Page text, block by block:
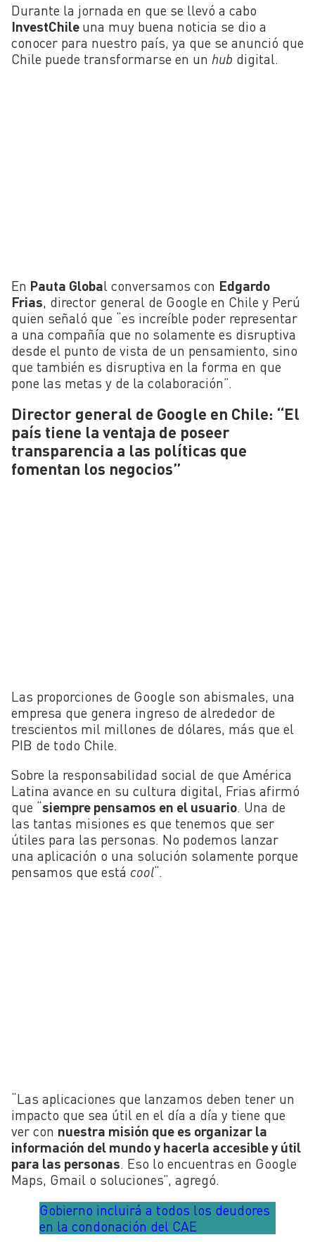
Durante la jornada en que se llevó a cabo
InvestChile una muy buena noticia se dio a
conocer para nuestro país, ya que se anunció que
Chile puede transformarse en un hub digital.
En Pauta Global conversamos con Edgardo
Frias, director general de Google en Chile y Perú
quien señaló que “es increíble poder representar
a una compañía que no solamente es disruptiva
desde el punto de vista de un pensamiento, sino
que también es disruptiva en la forma en que
pone las metas y de la colaboración”.
Director general de Google en Chile: “El
país tiene la ventaja de poseer
transparencia a las políticas que
fomentan los negocios”
Las proporciones de Google son abismales, una
empresa que genera ingreso de alrededor de
trescientos mil millones de dólares, más que el
PIB de todo Chile.
Sobre la responsabilidad social de que América
Latina avance en su cultura digital, Frias afirmó
que “siempre pensamos en el usuario. Una de
las tantas misiones es que tenemos que ser
útiles para las personas. No podemos lanzar
una aplicación o una solución solamente porque
pensamos que está cool“.
“Las aplicaciones que lanzamos deben tener un
impacto que sea útil en el día a día y tiene que
ver con nuestra misión que es organizar la
información del mundo y hacerla accesible y útil
para las personas. Eso lo encuentras en Google
Maps, Gmail o soluciones”, agregó.
Gobierno incluirá a todos los deudores
en la condonación del CAE